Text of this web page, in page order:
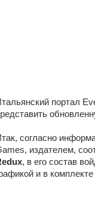
портал
согласно
издателем,
, в его состав
и в